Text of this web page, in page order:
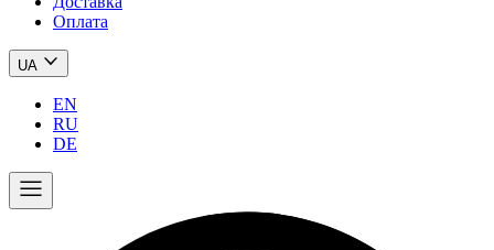
Оплата
UA
EN
RU
DE